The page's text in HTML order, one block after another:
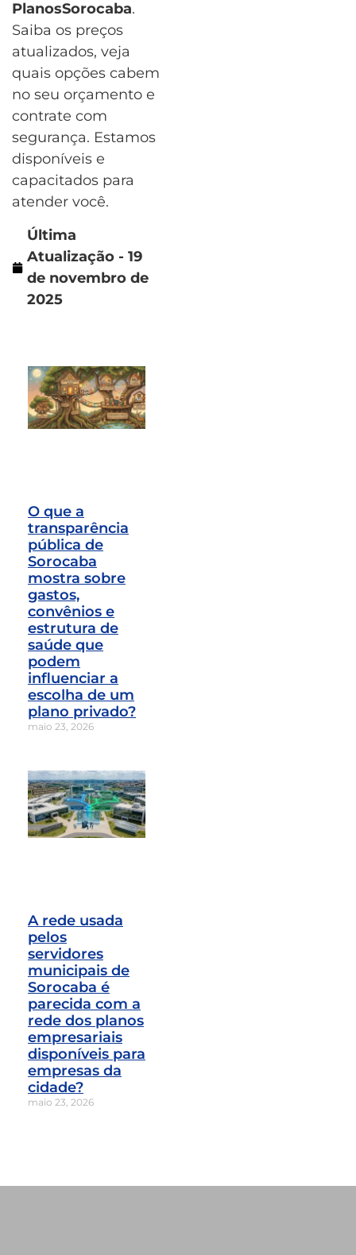
PlanosSorocaba.
Saiba os preços
atualizados, veja
quais opções cabem
no seu orçamento e
contrate com
segurança. Estamos
disponíveis e
capacitados para
atender você.
Última
Atualização - 19
de novembro de
2025
O que a
transparência
pública de
Sorocaba
mostra sobre
gastos,
convênios e
estrutura de
saúde que
podem
influenciar a
escolha de um
plano privado?
maio 23, 2026
A rede usada
pelos
servidores
municipais de
Sorocaba é
parecida com a
rede dos planos
empresariais
disponíveis para
empresas da
cidade?
maio 23, 2026